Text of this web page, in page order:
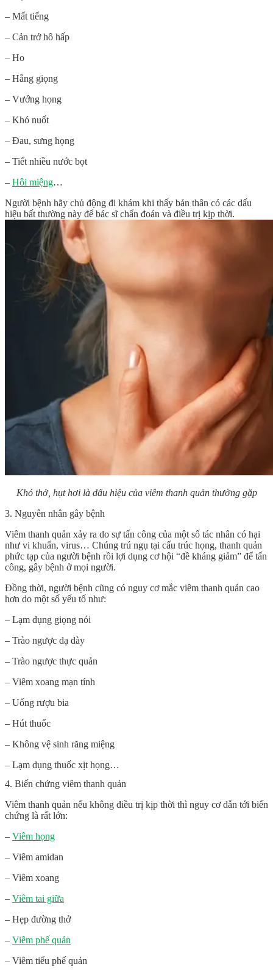
– Mất tiếng
– Cản trở hô hấp
– Ho
– Hắng giọng
– Vướng họng
– Khó nuốt
– Đau, sưng họng
– Tiết nhiều nước bọt
– Hôi miệng…
Người bệnh hãy chủ động đi khám khi thấy bản thân có các dấu
hiệu bất thường này để bác sĩ chẩn đoán và điều trị kịp thời.
Khó thở, hụt hơi là dấu hiệu của viêm thanh quản thường gặp
3. Nguyên nhân gây bệnh
Viêm thanh quản xảy ra do sự tấn công của một số tác nhân có hại
như vi khuẩn, virus… Chúng trú ngụ tại cấu trúc họng, thanh quản
phức tạp của người bệnh rồi lợi dụng cơ hội “đề kháng giảm” để tấn
công, gây bệnh ở mọi người.
Đồng thời, người bệnh cũng có nguy cơ mắc viêm thanh quản cao
hơn do một số yếu tố như:
– Lạm dụng giọng nói
– Trào ngược dạ dày
– Trào ngược thực quản
– Viêm xoang mạn tính
– Uống rượu bia
– Hút thuốc
– Không vệ sinh răng miệng
– Lạm dụng thuốc xịt họng…
4. Biến chứng viêm thanh quản
Viêm thanh quản nếu không điều trị kịp thời thì nguy cơ dẫn tới biến
chứng là rất lớn:
– Viêm họng
– Viêm amidan
– Viêm xoang
– Viêm tai giữa
– Hẹp đường thở
– Viêm phế quản
– Viêm tiểu phế quản